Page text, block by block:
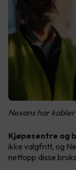
Nexans har
Kjøpesentre og
ikke valgfritt, og
nettopp disse